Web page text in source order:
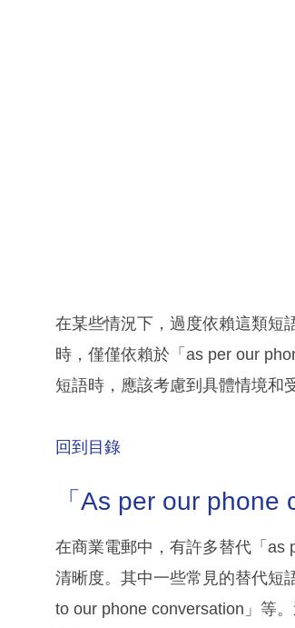
在某些情況下，過度依賴這類短
時，僅僅依賴於「as per our
短語時，應該考慮到具體情境和
回到目錄
「As per our
在商業電郵中，有許多替代「as
清晰度。其中一些常見的替代短
to our phone conversation」等